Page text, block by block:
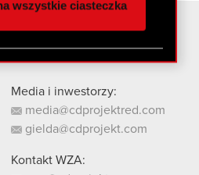
innymi danymi
z naszej witryny,
wszystkie ciasteczka
Media i inwestorzy:
media@cdprojektred.com
gielda@cdprojekt.com
Kontakt WZA: